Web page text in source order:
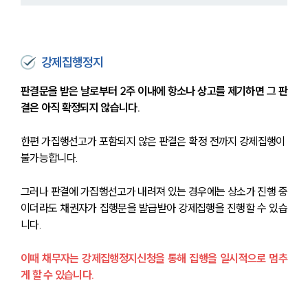
강제집행정지
판결문을 받은 날로부터 2주 이내에 항소나 상고를 제기하면 그 판
결은 아직 확정되지 않습니다.
한편 가집행선고가 포함되지 않은 판결은 확정 전까지 강제집행이
불가능합니다.
그러나 판결에 가집행선고가 내려져 있는 경우에는 상소가 진행 중
이더라도 채권자가 집행문을 발급받아 강제집행을 진행할 수 있습
니다.
이때 채무자는 강제집행정지신청을 통해 집행을 일시적으로 멈추
게 할 수 있습니다.